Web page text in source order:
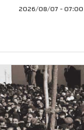
07:00 - 2026/08/07